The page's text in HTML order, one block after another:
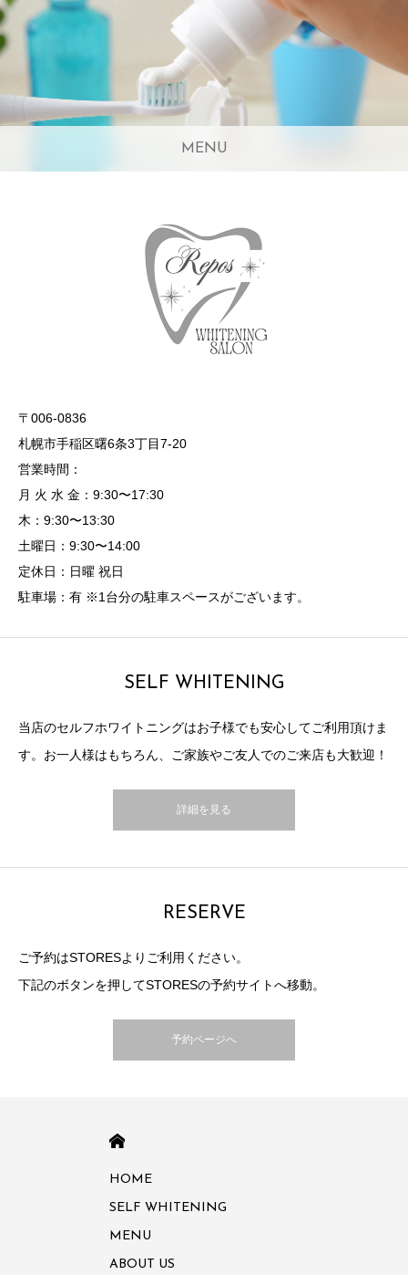
MENU
〒006-0836
札幌市手稲区曙6条3丁目7-20
営業時間：
月 火 水 金：9:30〜17:30
木：9:30〜13:30
土曜日：9:30〜14:00
定休日：日曜 祝日
駐車場：有 ※1台分の駐車スペースがございます。
SELF WHITENING
当店のセルフホワイトニングはお子様でも安心してご利用頂けま
す。お一人様はもちろん、ご家族やご友人でのご来店も大歓迎！
詳細を見る
RESERVE
ご予約はSTORESよりご利用ください。
下記のボタンを押してSTORESの予約サイトへ移動。
予約ページへ
HOME
SELF WHITENING
MENU
ABOUT US